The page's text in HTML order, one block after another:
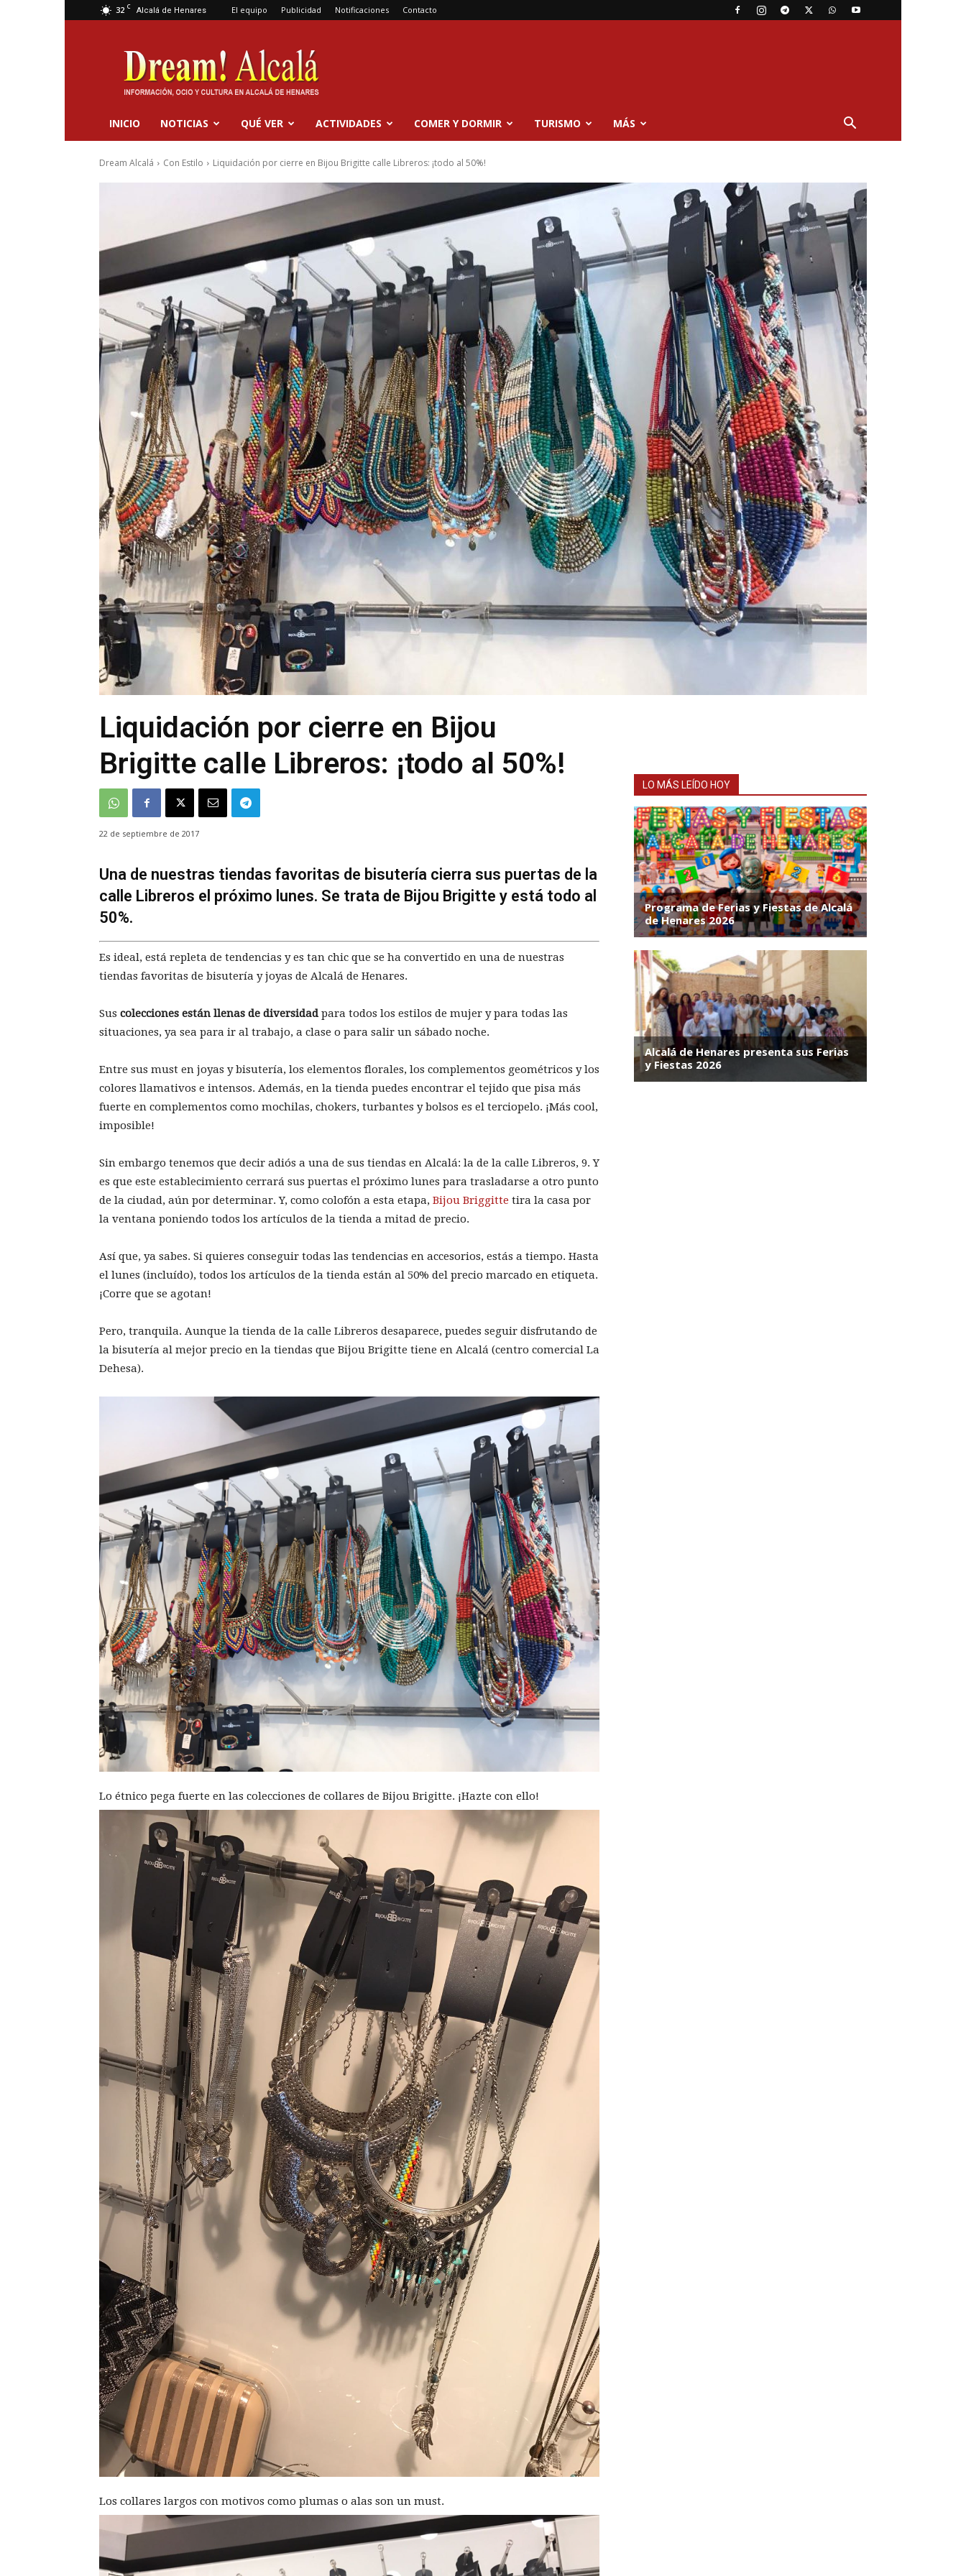
32 C Alcalá de Henares El equipo Publicidad Notificaciones Contacto
Dream
Alcalá
INICIO NOTICIAS QUÉ VER ACTIVIDADES COMER Y DORMIR TURISMO MÁS
Dream Alcalá Con Estilo Liquidación por cierre en Bijou Brigitte calle Libreros: ¡todo al 50%!
Liquidación por cierre en Bijou
Brigitte calle Libreros: ¡todo al 50%!
22 de septiembre de 2017
Una de nuestras tiendas favoritas de bisutería cierra sus puertas de la
calle Libreros el próximo lunes. Se trata de Bijou Brigitte y está todo al
50%.
Es ideal, está repleta de tendencias y es tan chic que se ha convertido en una de nuestras
tiendas favoritas de bisutería y joyas de Alcalá de Henares.
Sus colecciones están llenas de diversidad para todos los estilos de mujer y para todas las
situaciones, ya sea para ir al trabajo, a clase o para salir un sábado noche.
Entre sus must en joyas y bisutería, los elementos florales, los complementos geométricos y los
colores llamativos e intensos. Además, en la tienda puedes encontrar el tejido que pisa más
fuerte en complementos como mochilas, chokers, turbantes y bolsos es el terciopelo. ¡Más cool,
imposible!
Sin embargo tenemos que decir adiós a una de sus tiendas en Alcalá: la de la calle Libreros, 9. Y
es que este establecimiento cerrará sus puertas el próximo lunes para trasladarse a otro punto
de la ciudad, aún por determinar. Y, como colofón a esta etapa, Bijou Briggitte tira la casa por
la ventana poniendo todos los artículos de la tienda a mitad de precio.
Así que, ya sabes. Si quieres conseguir todas las tendencias en accesorios, estás a tiempo. Hasta
el lunes (incluído), todos los artículos de la tienda están al 50% del precio marcado en etiqueta.
¡Corre que se agotan!
Pero, tranquila. Aunque la tienda de la calle Libreros desaparece, puedes seguir disfrutando de
la bisutería al mejor precio en la tiendas que Bijou Brigitte tiene en Alcalá (centro comercial La
Dehesa).
Lo étnico pega fuerte en las colecciones de collares de Bijou Brigitte. ¡Hazte con ello!
Los collares largos con motivos como plumas o alas son un must.
LO MÁS LEÍDO HOY